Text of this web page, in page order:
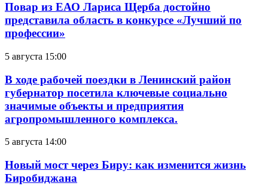
Повар из ЕАО Лариса Щерба достойно
представила область в конкурсе «Лучший по
профессии»
5 августа 15:00
В ходе рабочей поездки в Ленинский район
губернатор посетила ключевые социально
значимые объекты и предприятия
агропромышленного комплекса.
5 августа 14:00
Новый мост через Биру: как изменится жизнь
Биробиджана